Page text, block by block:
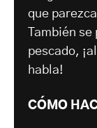
que
También
pescado,
habla!
CÓMO